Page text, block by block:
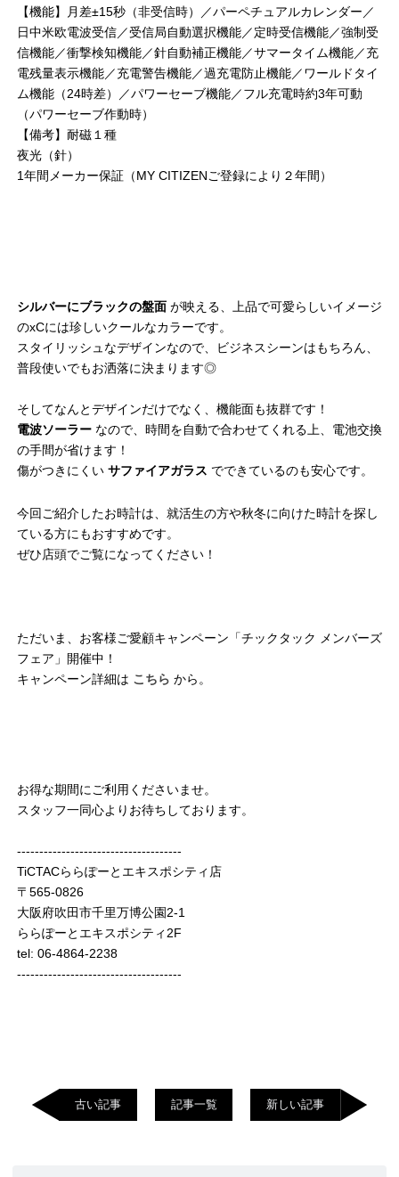
【機能】月差±15秒（非受信時）／パーペチュアルカレンダー／
日中米欧電波受信／受信局自動選択機能／定時受信機能／強制受
信機能／衝撃検知機能／針自動補正機能／サマータイム機能／充
電残量表示機能／充電警告機能／過充電防止機能／ワールドタイ
ム機能（24時差）／パワーセーブ機能／フル充電時約3年可動
（パワーセーブ作動時）
【備考】耐磁１種
夜光（針）
1年間メーカー保証（MY CITIZENご登録により２年間）
シルバーにブラックの盤面 が映える、上品で可愛らしいイメージ
のxCには珍しいクールなカラーです。
スタイリッシュなデザインなので、ビジネスシーンはもちろん、
普段使いでもお洒落に決まります◎
そしてなんとデザインだけでなく、機能面も抜群です！
電波ソーラー なので、時間を自動で合わせてくれる上、電池交換
の手間が省けます！
傷がつきにくい サファイアガラス でできているのも安心です。
今回ご紹介したお時計は、就活生の方や秋冬に向けた時計を探し
ている方にもおすすめです。
ぜひ店頭でご覧になってください！
ただいま、お客様ご愛顧キャンペーン「チックタック メンバーズ
フェア」開催中！
キャンペーン詳細は こちら から。
お得な期間にご利用くださいませ。
スタッフ一同心よりお待ちしております。
-------------------------------------
TiCTACららぽーとエキスポシティ店
〒565-0826
大阪府吹田市千里万博公園2-1
ららぽーとエキスポシティ2F
tel: 06-4864-2238
-------------------------------------
古い記事 記事一覧 新しい記事